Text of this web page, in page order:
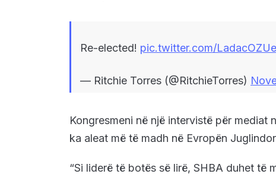
Re-elected! pic.twitter.com/
— Ritchie Torres (@RitchieTorres)
Kongresmeni në një intervistë për mediat
ka aleat më të madh në Evropën
“Si liderë të botës së lirë, SHBA duhet të